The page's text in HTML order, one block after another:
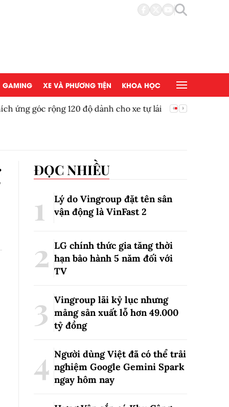
GAMING XE VÀ PHƯƠNG TIỆN KHOA HỌC
khóa để doanh nghiệp khai thác hiệu quả
ĐỌC NHIỀU
Lý do Vingroup đặt tên sân
vận động là VinFast2
LG chính thức gia tăng thời
hạn bảo hành 5 năm đối với
TV
Vingroup lãi kỷ lục nhưng
mảng sản xuất lỗ hơn 49.000
tỷ đồng
Người dùng Việt đã có thể trải
nghiệm Google Gemini Spark
ngay hôm nay